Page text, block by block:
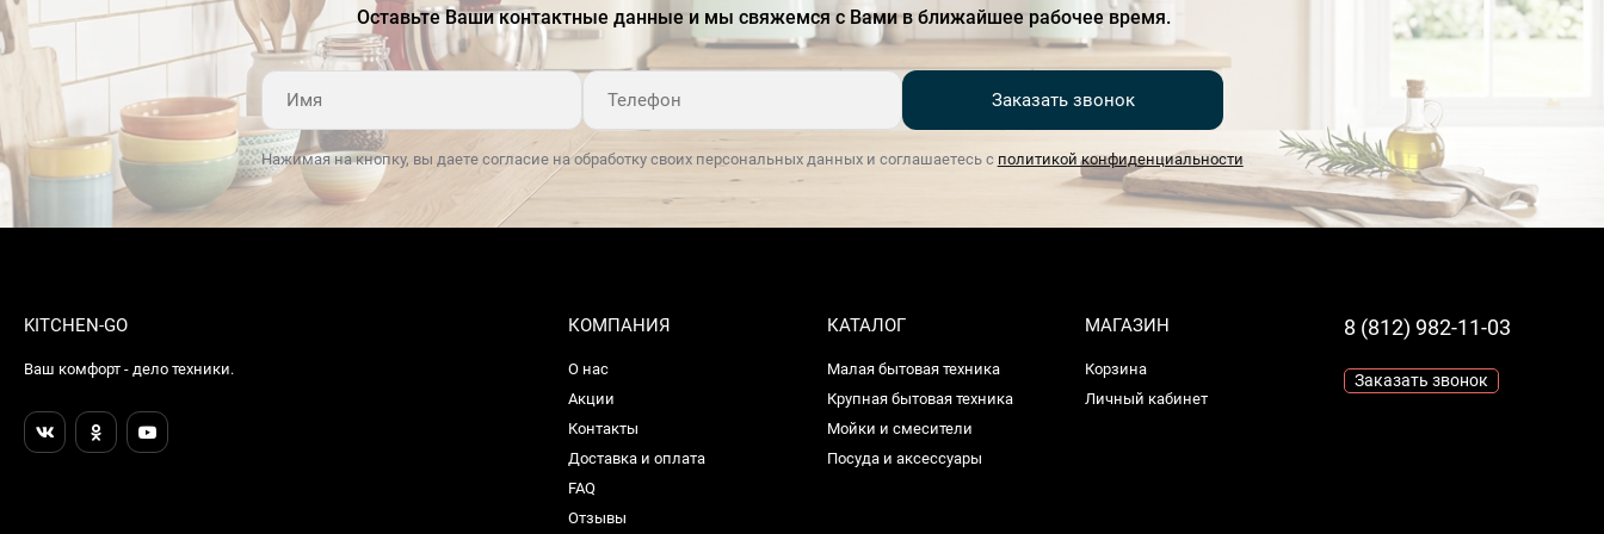
Защита от перегрева Есть
Оставьте Ваши контактные данные и мы свяжемся с Вами в ближайшее рабочее время.
Заказать звонок
Нажимая на кнопку, вы даете согласие на обработку своих персональных данных и соглашаетесь с политикой конфиденциальности
KITCHEN-GO
Ваш комфорт - дело техники.
КОМПАНИЯ
О нас
Акции
Контакты
Доставка и оплата
FAQ
Отзывы
КАТАЛОГ
Малая бытовая техника
Крупная бытовая техника
Мойки и смесители
Посуда и аксессуары
МАГАЗИН
Корзина
Личный кабинет
8 (812) 982-11-03
Заказать звонок